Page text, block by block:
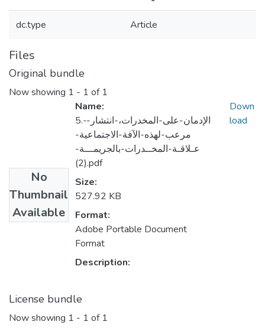
dc.type Article
Files
Original bundle
Now showing 1 - 1 of 1
No
Thumbnail
Available
Name:
5.-الإدمان-على-المخدرات،-انتشار-
مرعب-لهذه-الآفة-الاجتماعية-
عـلاقـة-المخــدرات-بالجريمـــة-
(2).pdf
Size:
527.92 KB
Format:
Adobe Portable Document
Format
Description:
Down
load
License bundle
Now showing 1 - 1 of 1